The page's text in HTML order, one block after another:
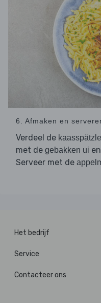
6. Afmaken en
Verdeel de kaasspätzle
met de gebakken ui
Serveer met de
Het bedrijf
Service
Contacteer ons